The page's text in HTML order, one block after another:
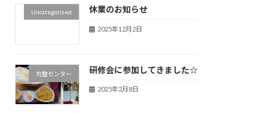
Uncategorized 休業のお知らせ
2025年12月2日
均整センター 研修会に参加してきました☆
2025年2月8日